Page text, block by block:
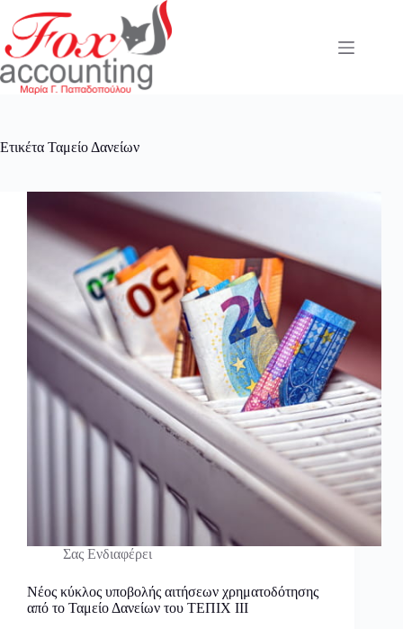
στο
περιεχόμενο
Ετικέτα Ταμείο Δανείων
Σας Ενδιαφέρει
Νέος κύκλος υποβολής αιτήσεων χρηματοδότησης
από το Ταμείο Δανείων του ΤΕΠΙΧ ΙΙΙ